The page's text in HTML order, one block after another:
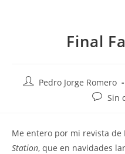
Final
AutorPedro Jorge Romero
entrada:
Sin
Me entero por mi revista de
Station, que en navidades